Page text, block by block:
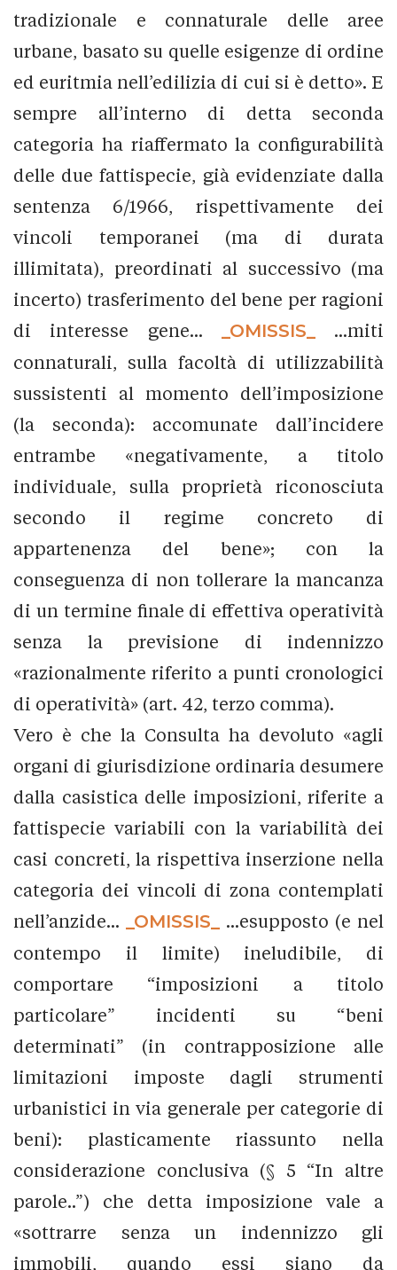
tradizionale e connaturale delle aree
urbane, basato su quelle esigenze di ordine
ed euritmia nell’edilizia di cui si è detto». E
sempre all’interno di detta seconda
categoria ha riaffermato la configurabilità
delle due fattispecie, già evidenziate dalla
sentenza 6/1966, rispettivamente dei
vincoli temporanei (ma di durata
illimitata), preordinati al successivo (ma
incerto) trasferimento del bene per ragioni
di interesse gene...
_OMISSIS_
...miti
connaturali, sulla facoltà di utilizzabilità
sussistenti al momento dell’imposizione
(la seconda): accomunate dall’incidere
entrambe «negativamente, a titolo
individuale, sulla proprietà riconosciuta
secondo il regime concreto di
appartenenza del bene»; con la
conseguenza di non tollerare la mancanza
di un termine finale di effettiva operatività
senza la previsione di indennizzo
«razionalmente riferito a punti cronologici
di operatività» (art. 42, terzo comma).
Vero è che la Consulta ha devoluto «agli
organi di giurisdizione ordinaria desumere
dalla casistica delle imposizioni, riferite a
fattispecie variabili con la variabilità dei
casi concreti, la rispettiva inserzione nella
categoria dei vincoli di zona contemplati
nell’anzide...
_OMISSIS_
...esupposto (e nel
contempo il limite) ineludibile, di
comportare “imposizioni a titolo
particolare” incidenti su “beni
determinati” (in contrapposizione alle
limitazioni imposte dagli strumenti
urbanistici in via generale per categorie di
beni): plasticamente riassunto nella
considerazione conclusiva (§ 5 “In altre
parole..”) che detta imposizione vale a
«sottrarre senza un indennizzo gli
immobili, quando essi siano da